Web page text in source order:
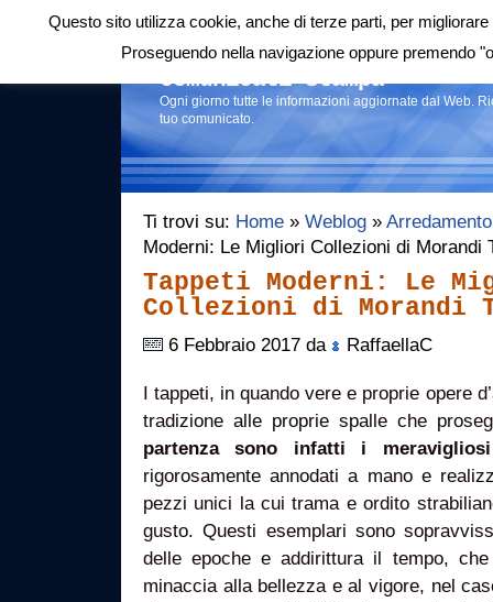
Login|RSS |
Comunicati stampa
Ogni giorno tutte le informazioni aggiornate dal Web.
tuo comunicato.
Ti trovi su: Home » Weblog » Arredamento
Moderni: Le Migliori Collezioni di Morandi
Tappeti Moderni: Le
Collezioni di Morandi
6 Febbraio 2017 da RaffaellaC
I tappeti, in quando vere e proprie opere
tradizione alle proprie spalle che
partenza sono infatti i
rigorosamente annodati a mano e
pezzi unici la cui trama e ordito
gusto. Questi esemplari sono
delle epoche e addirittura il tempo, che
minaccia alla bellezza e al vigore, nel
Questo sito utilizza cookie, anche di terze parti, per
Proseguendo nella navigazione oppure premendo